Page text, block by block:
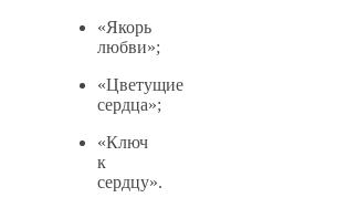
«Якорь
любви»;
«Цветущие
сердца»;
«Ключ
к
сердцу».